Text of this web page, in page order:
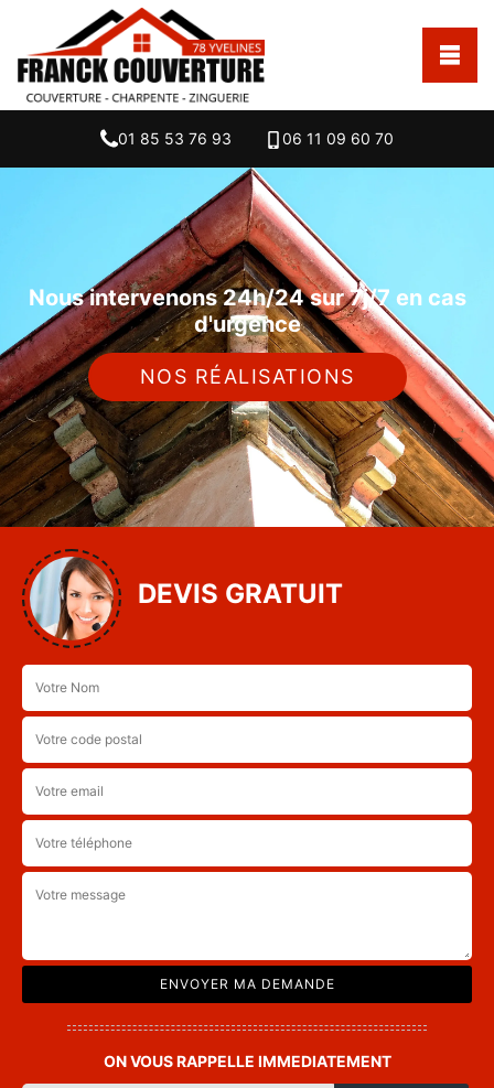
01 85 53 76 93 06 11 09 60 70
Nous intervenons 24h/24 sur 7j/7 en cas
d'urgence
NOS RÉALISATIONS
DEVIS GRATUIT
ON VOUS RAPPELLE IMMEDIATEMENT